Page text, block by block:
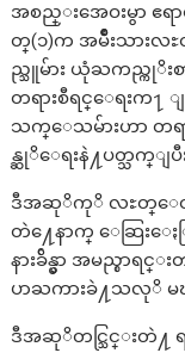
အစည္းအေဝးမွာ ဧ
တ္(၁)က အမ်ိဳးသားလ
ည္သူမ်ား ယုံႀကည္ကုိးစာ
တရားစီရင္ေရးက႑
သက္ေသမ်ားဟာ တရာ
န္ဆုိေရးနဲ႔ပတ္သက္ျ
ဒီအဆုိကုိ လႊတ္ေတာ္ကုိ
တဲ႔ေနာက္ ေဆြးေ
နားခ်ိန္မွာ အမည္စာ
ပာႀကားခဲ႔သလုိ မၾ
ဒီအဆုိတင္သြင္းတဲ႔ ရည္